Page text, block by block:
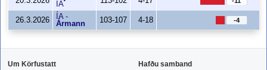
ÍA
26.3.2026 ÍA -
Ármann
103-107 4-18 -4
Um Körfustatt Hafðu samband